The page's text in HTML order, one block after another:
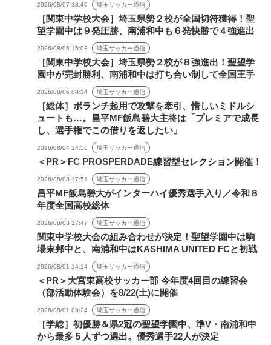
2026/08/07 18:46 埼玉サッカー通信
［関東中学校大会］埼玉県勢２校が全国切符獲得！聖
望学園中は９発圧勝、南浦和中も６発快勝で４強進出
2026/08/06 15:03 埼玉サッカー通信
［関東中学校大会］埼玉県勢２校が８強進出！聖望学
園中が完封勝利、南浦和中は打ち合い制して全国王手
2026/08/06 08:34 埼玉サッカー通信
［総体］ボランチ起用で攻撃を牽引、惜しいミドルシ
ュートも…。昌平MF飯島碧大主将は「プレミアで成長
し、選手権でこの借りを返したい」
2026/08/04 14:56 埼玉サッカー通信
＜PR＞FC PROSPERDADE練習型セレクション開催！
2026/08/03 17:51 埼玉サッカー通信
昌平MF飯島碧大がインターハイ優秀選手入り／令和８
年度全国高校総体
2026/08/03 17:47 埼玉サッカー通信
関東中学校大会の組み合わせが決定！聖望学園中は駒
場東邦中と、南浦和中はKASHIMA UNITED FCと初戦
2026/08/01 14:14 埼玉サッカー通信
＜PR＞大宮東高校サッカー部 今年度4回目の練習会
（部活動体験会）を8/22(土)に開催
2026/08/01 09:24 埼玉サッカー通信
［学総］初優勝＆県2冠の聖望学園中、準V・南浦和中
から最多５人ずつ選出。優秀選手22人が決定